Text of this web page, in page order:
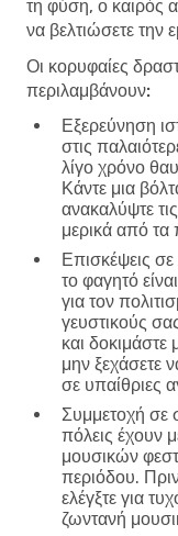
τη φύση, ο καιρός
να βελτιώσετε την
Οι κορυφαίες
περιλαμβάνουν:
Εξερεύνηση
στις
λίγο χρόνο
Κάντε μια
ανακαλύψτε
μερικά από τα
Επισκέψεις
το φαγητό
για τον
γευστικούς
και δοκιμάστε
μην ξεχάσετε
σε υπαίθριες
Συμμετοχή σε
πόλεις έχουν
μουσικών
περιόδου.
ελέγξτε για
ζωντανή